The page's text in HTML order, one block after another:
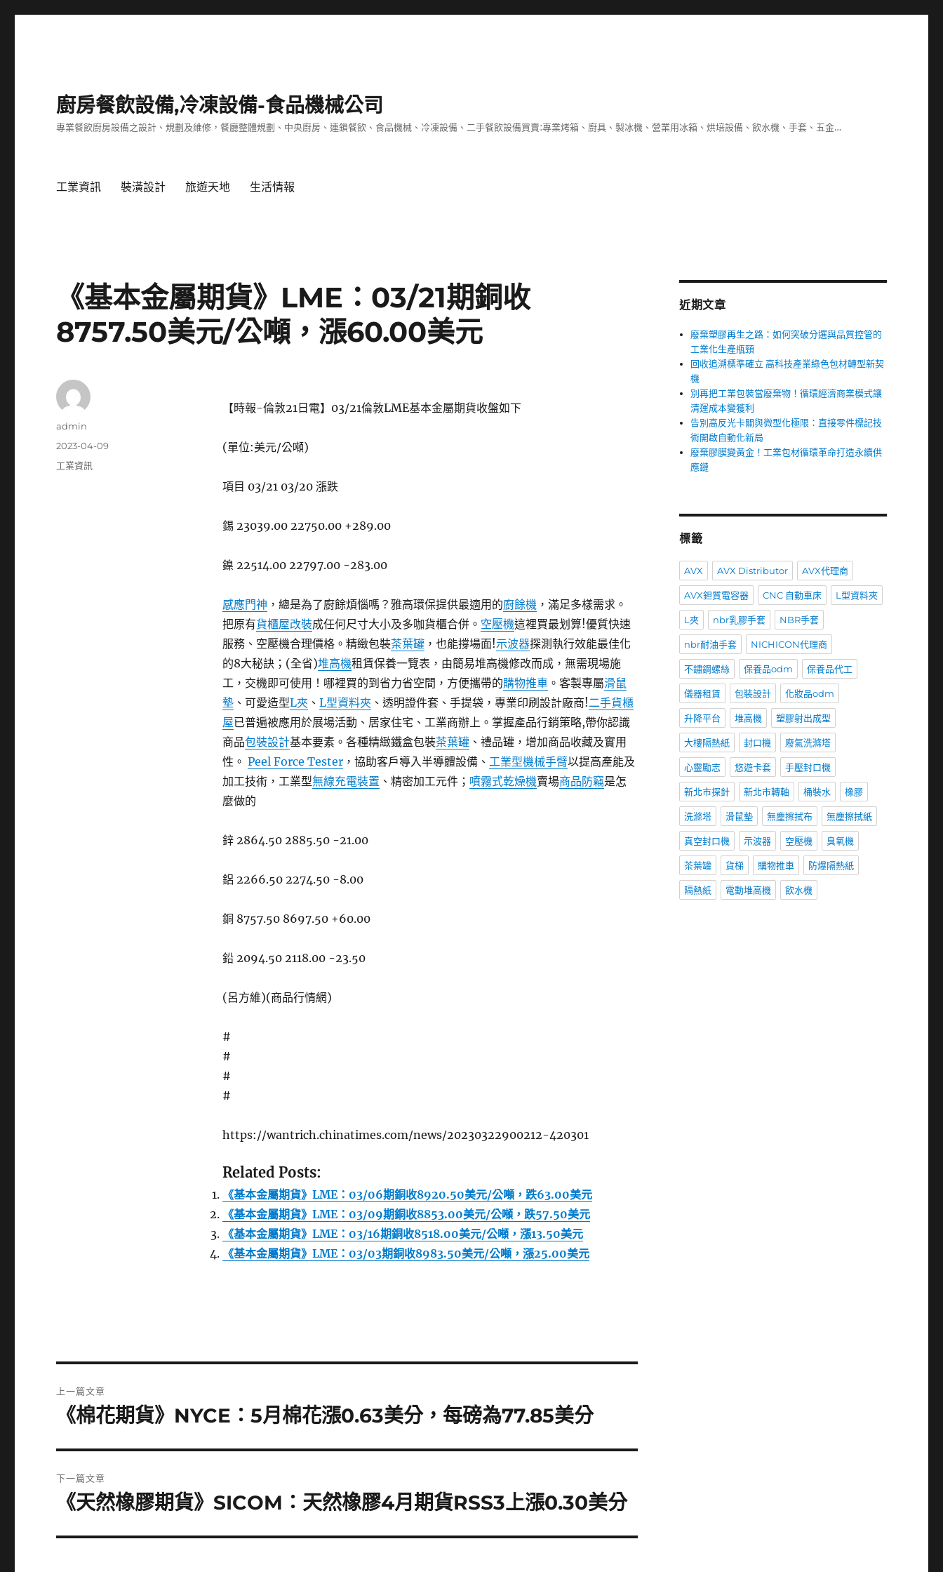
廚房餐飲設備,冷凍設備-食品機械公司
專業餐飲廚房設備之設計、規劃及維修，餐廳整體規劃、中央廚房、連鎖餐飲、食品機械、冷凍設備、二手餐飲設備買賣:專業烤箱、廚具、製冰機、營業用冰箱、烘培設備、飲水機、手套、五金…
工業資訊 裝潢設計 旅遊天地 生活情報
《基本金屬期貨》LME：03/21期銅收
8757.50美元/公噸，漲60.00美元
【時報-倫敦21日電】03/21倫敦LME基本金屬期貨收盤如下
(單位:美元/公噸)
項目 03/21 03/20 漲跌
錫 23039.00 22750.00 +289.00
鎳 22514.00 22797.00 -283.00
感應門神 ，總是為了廚餘煩惱嗎？雅高環保提供最適用的廚餘機，滿足多樣需求。
把原有貨櫃屋改裝成任何尺寸大小及多咖貨櫃合併。 空壓機這裡買最划算!優質快速
服務、空壓機合理價格。精緻包裝茶葉罐，也能撐場面!示波器探測執行效能最佳化
的8大秘訣；(全省)堆高機租賃保養一覽表，由簡易堆高機修改而成，無需現場施
工，交機即可使用！哪裡買的到省力省空間，方便攜帶的購物推車。客製專屬滑鼠
墊、可愛造型L夾、 L型資料夾、透明證件套、手提袋，專業印刷設計廠商!二手貨櫃
屋已普遍被應用於展場活動、居家住宅、工業商辦上。掌握產品行銷策略,帶你認識
商品包裝設計基本要素。各種精緻鐵盒包裝茶葉罐、禮品罐，增加商品收藏及實用
性。 Peel Force Tester，協助客戶導入半導體設備、 工業型機械手臂以提高產能及
加工技術，工業型無線充電裝置 、精密加工元件； 噴霧式乾燥機賣場商品防竊是怎
麼做的
鋅 2864.50 2885.50 -21.00
鋁 2266.50 2274.50 -8.00
銅 8757.50 8697.50 +60.00
鉛 2094.50 2118.00 -23.50
(呂方維)(商品行情網)
#
#
#
#
https://wantrich.chinatimes.com/news/20230322900212-420301
Related Posts:
《基本金屬期貨》LME：03/06期銅收8920.50美元/公噸，跌63.00美元
《基本金屬期貨》LME：03/09期銅收8853.00美元/公噸，跌57.50美元
《基本金屬期貨》LME：03/16期銅收8518.00美元/公噸，漲13.50美元
《基本金屬期貨》LME：03/03期銅收8983.50美元/公噸，漲25.00美元
作
admin
發
2023-04-09
分
工業資訊
章
上一篇文章
上
篇
文
《棉花期貨》NYCE：5月棉花漲0.63美分，每磅為77.85美分
下一篇文章
下
篇
《天然橡膠期貨》SICOM：天然橡膠4月期貨RSS3上漲0.30美分
近期文章
廢棄塑膠再生之路：如何突破分選與品質控管的
工業化生產瓶頸
回收追溯標準確立 高科技產業綠色包材轉型新契
機
別再把工業包裝當廢棄物！循環經濟商業模式讓
清運成本變獲利
告別高反光卡關與微型化極限：直接零件標記技
術開啟自動化新局
廢棄膠膜變黃金！工業包材循環革命打造永續供
應鏈
標籤
AVX AVX Distributor AVX代理商
AVX鉭質電容器 CNC 自動車床 L型資料夾
L夾 nbr乳膠手套 NBR手套
nbr耐油手套 NICHICON代理商
不鏽鋼螺絲 保養品odm 保養品代工
儀器租賃 包裝設計 化妝品odm
升降平台 堆高機 塑膠射出成型
大樓隔熱紙 封口機 廢氣洗滌塔
心靈勵志 悠遊卡套 手壓封口機
新北市探針 新北市轉軸 桶裝水 橡膠
洗滌塔 滑鼠墊 無塵擦拭布 無塵擦拭紙
真空封口機 示波器 空壓機 臭氧機
茶葉罐 貨梯 購物推車 防爆隔熱紙
隔熱紙 電動堆高機 飲水機